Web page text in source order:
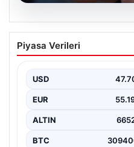
06.08.2026
Altın fiyatları canlı
fiyatları ne kadar
fiyatları
Piyasa Verileri
USD
EUR
ALTIN
BTC